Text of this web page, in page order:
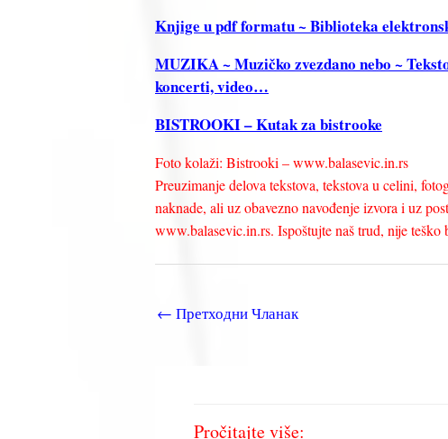
Knjige u pdf formatu ~ Biblioteka
MUZIKA ~ Muzičko zvezdano nebo ~
koncerti, video…
BISTROOKI – Kutak za bistrooke
Foto kolaži: Bistrooki – www.balasevic.in.rs
Preuzimanje delova tekstova, tekstova u celini,
naknade, ali uz obavezno navođenje izvora i uz
www.balasevic.in.rs. Ispoštujte naš trud, nije
← Претходни Чланак
Pročitajte više: